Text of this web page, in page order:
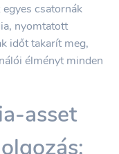
csatornák
nyomtatott
időt takarít meg,
élményt minden
asset